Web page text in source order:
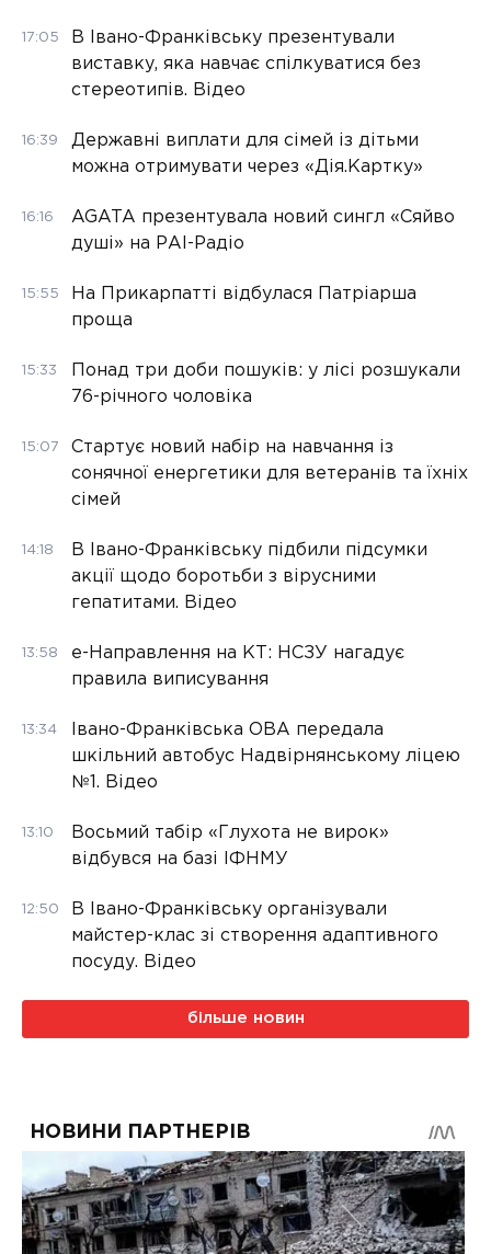
17:05
В Івано-Франківську презентували
виставку, яка навчає спілкуватися без
стереотипів. Відео
16:39
Державні виплати для сімей із дітьми
можна отримувати через «Дія.Картку»
16:16
AGATA презентувала новий сингл «Сяйво
душі» на РАІ-Радіо
15:55
На Прикарпатті відбулася Патріарша
проща
15:33
Понад три доби пошуків: у лісі розшукали
76-річного чоловіка
15:07
Стартує новий набір на навчання із
сонячної енергетики для ветеранів та їхніх
сімей
14:18
В Івано-Франківську підбили підсумки
акції щодо боротьби з вірусними
гепатитами. Відео
13:58
е-Направлення на КТ: НСЗУ нагадує
правила виписування
13:34
Івано-Франківська ОВА передала
шкільний автобус Надвірнянському ліцею
№1. Відео
13:10
Восьмий табір «Глухота не вирок»
відбувся на базі ІФНМУ
12:50
В Івано-Франківську організували
майстер-клас зі створення адаптивного
посуду. Відео
більше новин